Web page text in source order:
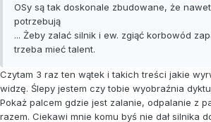
OSy są tak doskonale zbudowane, że
potrzebują
... Żeby zalać silnik i ew. zgiąć korbowód
trzeba mieć talent.
Czytam 3 raz ten wątek i takich treści jakie
widzę. Ślepy jestem czy tobie wyobraźnia
Pokaż palcem gdzie jest zalanie, odpalanie z
razem. Ciekawi mnie komu byś nie dał silnika